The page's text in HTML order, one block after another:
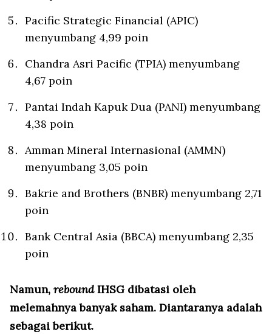
Pacific Strategic Financial (APIC)
menyumbang 4,99 poin
Chandra Asri Pacific (TPIA) menyumbang
4,67 poin
Pantai Indah Kapuk Dua (PANI) menyumbang
4,38 poin
Amman Mineral Internasional (AMMN)
menyumbang 3,05 poin
Bakrie and Brothers (BNBR) menyumbang 2,71
poin
Bank Central Asia (BBCA) menyumbang 2,35
poin
Namun, reboundIHSG dibatasi oleh
melemahnya banyak saham. Diantaranya adalah
sebagai berikut.